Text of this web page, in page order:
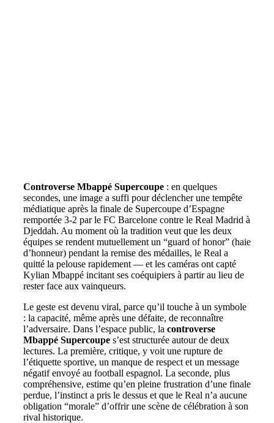
Controverse Mbappé Supercoupe : en quelques
secondes, une image a suffi pour déclencher une tempête
médiatique après la finale de Supercoupe d’Espagne
remportée 3-2 par le FC Barcelone contre le Real Madrid à
Djeddah. Au moment où la tradition veut que les deux
équipes se rendent mutuellement un “guard of honor” (haie
d’honneur) pendant la remise des médailles, le Real a
quitté la pelouse rapidement — et les caméras ont capté
Kylian Mbappé incitant ses coéquipiers à partir au lieu de
rester face aux vainqueurs.
Le geste est devenu viral, parce qu’il touche à un symbole
: la capacité, même après une défaite, de reconnaître
l’adversaire. Dans l’espace public, la controverse
Mbappé Supercoupe s’est structurée autour de deux
lectures. La première, critique, y voit une rupture de
l’étiquette sportive, un manque de respect et un message
négatif envoyé au football espagnol. La seconde, plus
compréhensive, estime qu’en pleine frustration d’une finale
perdue, l’instinct a pris le dessus et que le Real n’a aucune
obligation “morale” d’offrir une scène de célébration à son
rival historique.